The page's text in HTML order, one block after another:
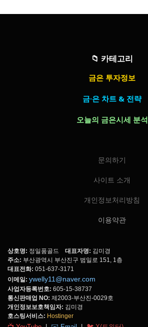
📁 카테고리
금은 투자정보
금·은 차트 & 전략
오늘의 금은시세 분석
문의하기
사이트 소개
개인정보처리방침
이용약관
상호명: 정일품골드 대표자명: 김미경
주소: 부산광역시 부산진구 범일로 151, 1층
대표전화: 051-637-3171
이메일: ywelly11@naver.com
사업자등록번호: 605-15-38737
통신판매업 NO: 제2003-부산진-0029호
개인정보보호책임자: 김미경
호스팅서비스: Hostinger